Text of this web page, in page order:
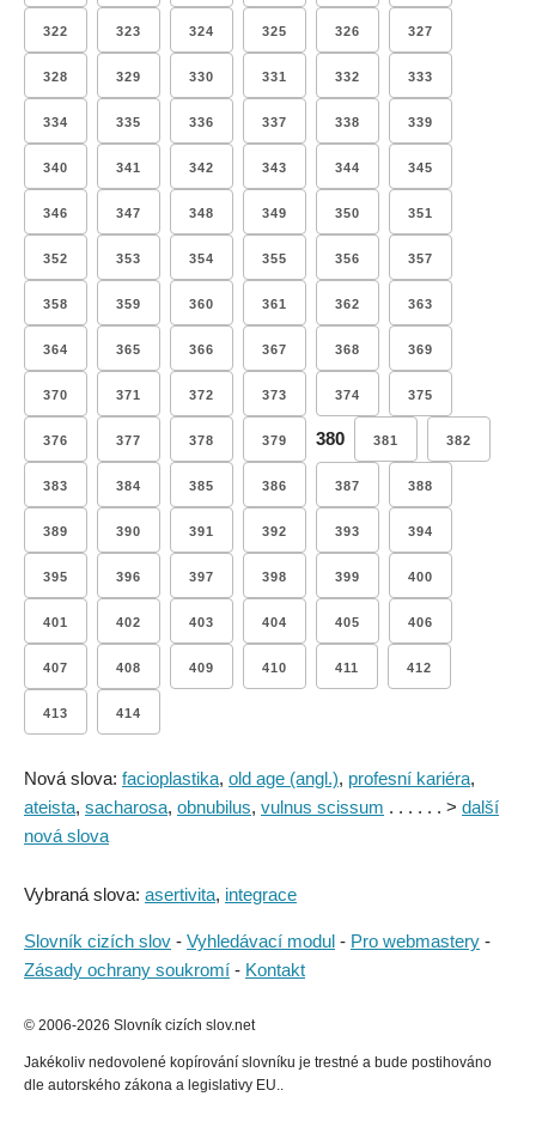
322 323 324 325 326 327
328 329 330 331 332 333
334 335 336 337 338 339
340 341 342 343 344 345
346 347 348 349 350 351
352 353 354 355 356 357
358 359 360 361 362 363
364 365 366 367 368 369
370 371 372 373 374 375
376 377 378 379 380 381 382
383 384 385 386 387 388
389 390 391 392 393 394
395 396 397 398 399 400
401 402 403 404 405 406
407 408 409 410 411 412
413 414
Nová slova: facioplastika, old age (angl.), profesní kariéra,
ateista, sacharosa, obnubilus, vulnus scissum . . . . . . > další
nová slova
Vybraná slova: asertivita, integrace
Slovník cizích slov - Vyhledávací modul - Pro webmastery -
Zásady ochrany soukromí - Kontakt
© 2006-2026 Slovník cizích slov.net
Jakékoliv nedovolené kopírování slovníku je trestné a bude postihováno
dle autorského zákona a legislativy EU..